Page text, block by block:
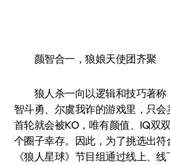
颜智合一，狼娘天使团齐聚
狼人杀一向以逻辑和技巧著称
智斗勇、尔虞我诈的游戏里，只
首轮就会被KO，唯有颜值、IQ双
个圈子幸存。因此，为了挑选出符
《狼人星球》节目组通过线上、